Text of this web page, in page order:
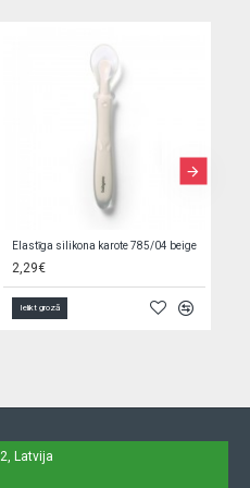
Rompers DINO 56 cm 54037
10,00€
Ielikt grozā
Latvija